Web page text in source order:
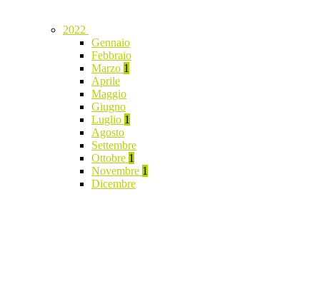
2022
Gennaio
Febbraio
Marzo 1
Aprile
Maggio
Giugno
Luglio 1
Agosto
Settembre
Ottobre 1
Novembre 1
Dicembre